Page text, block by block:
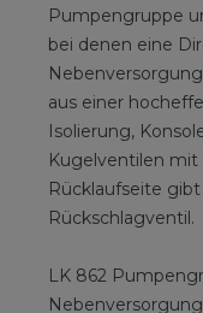
Pumpengruppe
bei denen eine
aus einer
Isolierung,
Kugelventilen
Rücklaufseite
Rückschlagventil.
LK 862